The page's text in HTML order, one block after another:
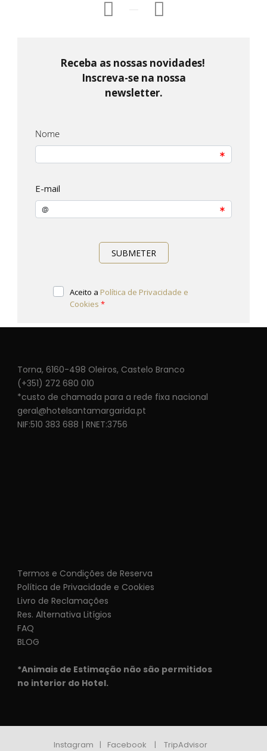
Torna, 6160-498 Oleiros, Castelo Branco
(+351) 272 680 010
*custo de chamada para a rede fixa nacional
geral@hotelsantamargarida.pt
NIF:510 383 688 | RNET:3756
Termos e Condições de Reserva
Política de Privacidade e Cookies
Livro de Reclamações
Res. Alternativa Litígios
FAQ
BLOG
*Animais de Estimação não são permitidos
no interior do Hotel.
Instagram | Facebook | TripAdvisor